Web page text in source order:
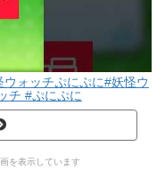
ウォッチぷにぷに#妖怪ウ
チ #ぷにぷに
を表示しています